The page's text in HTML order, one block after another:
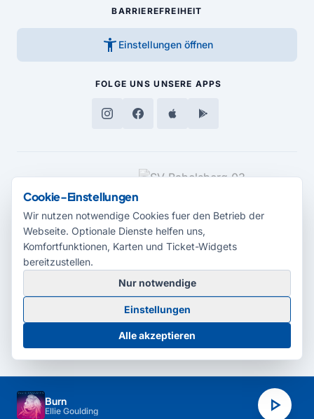
Burn
Ellie Goulding play_arrow
BARRIEREFREIHEIT
accessibility_new Einstellungen öffnen
FOLGE UNS UNSERE APPS
MEDIENPARTNER
© 2026 Radio Potsdam. Webseite entwickelt durch dieMedienagentur
Babelsberg
BarrierefreiheitserklärungAGBDatenschutzImpressum
Cookie-Einstellungen
Cookie-Einstellungen
Wir nutzen notwendige Cookies fuer den Betrieb der
Webseite. Optionale Dienste helfen uns,
Komfortfunktionen, Karten und Ticket-Widgets
bereitzustellen.
Nur notwendige
Einstellungen
Alle akzeptieren